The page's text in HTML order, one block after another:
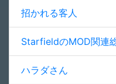
招かれる客人
StarfieldのMOD関連
ハラダさん